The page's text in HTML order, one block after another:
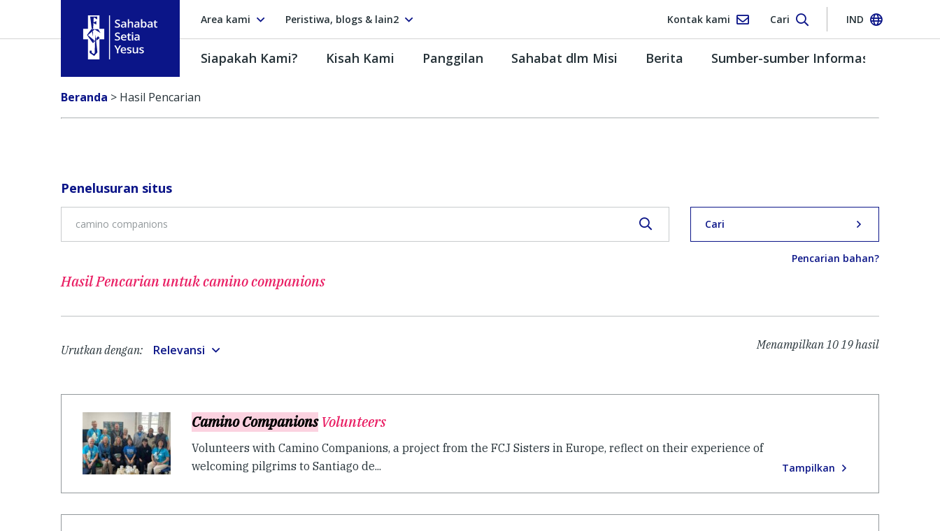
Area kami Peristiwa, blogs & lain2 Kontak kami Cari IND
Siapakah Kami? Kisah Kami Panggilan Sahabat dlm Misi Berita Sumber-sumber Informasi
Beranda > Hasil Pencarian
Penelusuran situs
Cari
Pencarian bahan?
Hasil Pencarian untukcamino companions
Urutkan dengan: Relevansi Menampilkan1019hasil
Camino CompanionsVolunteers
Volunteers with Camino Companions, a project from the FCJ Sisters in Europe, reflect on their experience of
welcoming pilgrims to Santiago de...
Tampilkan